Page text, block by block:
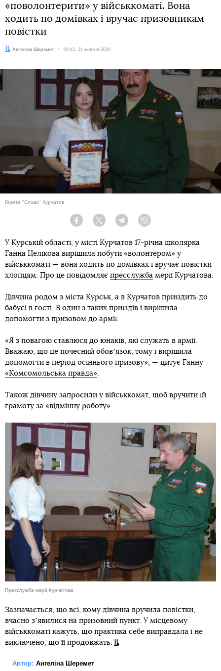
«поволонтерити» у військкоматі. Вона
ходить по домівках і вручає призовникам
повістки
Автор:
Ангеліна Шеремет Дата:
00:42, 21 жовтня 2020
Газета "Слово" Курчатов
Facebook Twitter Telegram
У Курській області, у місті Курчатов 17-річна школярка
Ганна Целікова вирішила побути «волонтером» у
військкоматі — вона ходить по домівках і вручає повістки
хлопцям. Про це повідомляє пресслужба мерії Курчатова.
Дівчина родом з міста Курськ, а в Курчатов приїздить до
бабусі в гості. В один з таких приїздів і вирішила
допомогти з призовом до армії.
«Я з повагою ставлюся до юнаків, які служать в армії.
Вважаю, що це почесний обовʼязок, тому і вирішила
допомогти в період осіннього призову», — цитує Ганну
«Комсомольська правда».
Також дівчину запросили у військкомат, щоб вручити їй
грамоту за «відмінну роботу».
Пресслужба мерії Курчатова
Зазначається, що всі, кому дівчина вручила повістки,
вчасно зʼявилися на призовний пункт. У місцевому
військкоматі кажуть, що практика себе виправдала і не
виключено, що її продовжать.
Автор: Ангеліна Шеремет